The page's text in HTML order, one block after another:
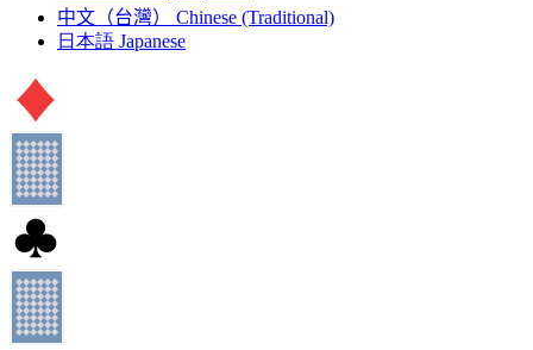
中文（台灣）
Chinese (Traditional)
日本語 Japanese